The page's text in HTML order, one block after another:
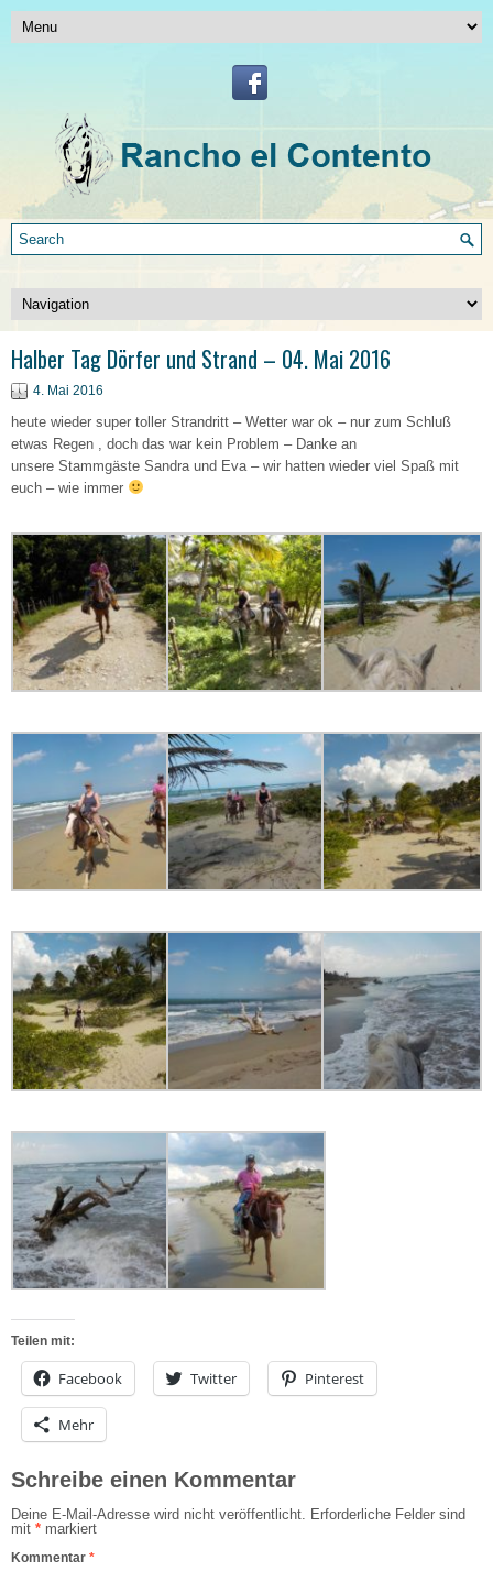
Halber Tag Dörfer und Strand – 04. Mai 2016
4. Mai 2016
heute wieder super toller Strandritt – Wetter war ok – nur zum Schluß
etwas Regen , doch das war kein Problem – Danke an
unsere Stammgäste Sandra und Eva – wir hatten wieder viel Spaß mit
euch – wie immer
Teilen mit:
Facebook Twitter Pinterest
Mehr
Schreibe einen Kommentar
Deine E-Mail-Adresse wird nicht veröffentlicht.
Erforderliche Felder sind
mit * markiert
Kommentar *